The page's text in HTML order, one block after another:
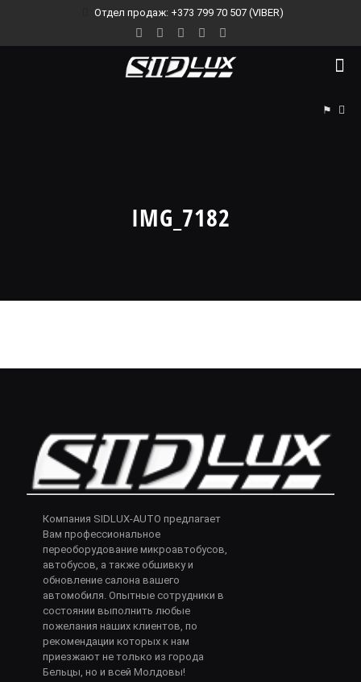
Отдел продаж: +373 799 70 507 (VIBER)
⚑
IMG_7182
Компания SIDLUX-AUTO предлагает
Вам профессиональное
переоборудование микроавтобусов,
автобусов, а также обшивку и
обновление салона вашего
автомобиля. Опытные сотрудники в
состоянии выполнить любые
пожелания наших клиентов, по
рекомендации которых к нам
приезжают не только из города
Бельцы, но и всей Молдовы!